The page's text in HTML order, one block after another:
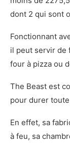
dont 2 qui sont
Fonctionnant
il peut servir de
four à pizza ou
The Beast est
pour durer
En effet, sa
à feu, sa